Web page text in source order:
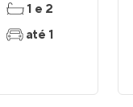
1 e 2
até 1